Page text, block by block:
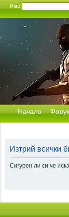
Име:
Начало
Изтрий всички
Сигурен ли си че